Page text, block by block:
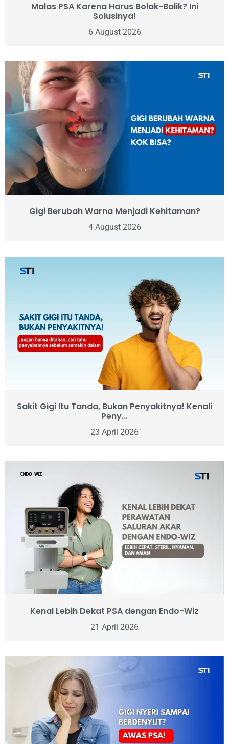
Malas PSA Karena Harus Bolak-Balik? Ini
Solusinya!
6 August 2026
Gigi Berubah Warna Menjadi Kehitaman?
4 August 2026
Sakit Gigi Itu Tanda, Bukan Penyakitnya! Kenali
Peny...
23 April 2026
Kenal Lebih Dekat PSA dengan Endo-Wiz
21 April 2026